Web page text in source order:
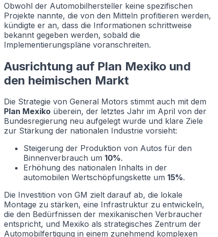
Obwohl der Automobilhersteller keine spezifischen
Projekte nannte, die von den Mitteln profitieren werden,
kündigte er an, dass die Informationen schrittweise
bekannt gegeben werden, sobald die
Implementierungspläne voranschreiten.
Ausrichtung auf Plan Mexiko und
den heimischen Markt
Die Strategie von General Motors stimmt auch mit dem
Plan Mexiko überein, der letztes Jahr im April von der
Bundesregierung neu aufgelegt wurde und klare Ziele
zur Stärkung der nationalen Industrie vorsieht:
Steigerung der Produktion von Autos für den
Binnenverbrauch um 10%.
Erhöhung des nationalen Inhalts in der
automobilen Wertschöpfungskette um 15%.
Die Investition von GM zielt darauf ab, die lokale
Montage zu stärken, eine Infrastruktur zu entwickeln,
die den Bedürfnissen der mexikanischen Verbraucher
entspricht, und Mexiko als strategisches Zentrum der
Automobilfertigung in einem zunehmend komplexen